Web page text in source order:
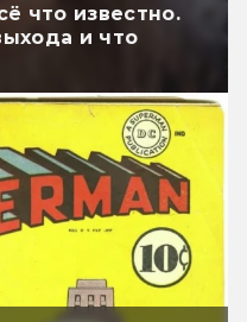
что известно.
и что